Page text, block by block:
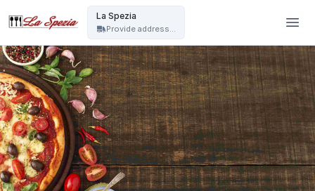
La Spezia
Provide address...